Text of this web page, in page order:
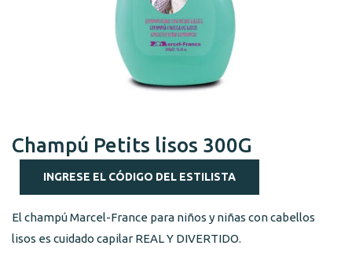
Champú Petits lisos 300G
INGRESE EL CÓDIGO DEL ESTILISTA
El champú Marcel-France para niños y niñas con cabellos
lisos es cuidado capilar REAL Y DIVERTIDO.